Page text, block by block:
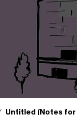
Untitled (Notes for